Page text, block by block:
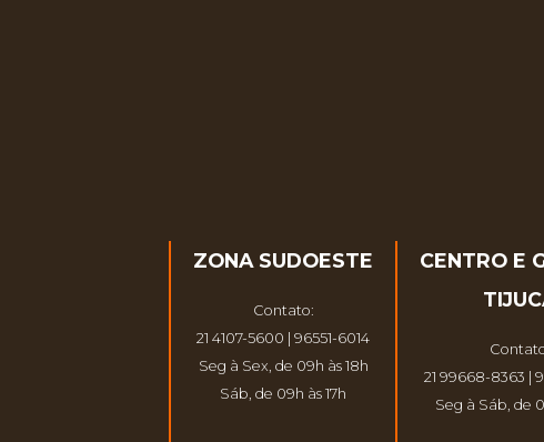
ZONA SUDOESTE
Contato:
21 4107-5600 | 96551-6014
Seg à Sex, de 09h às 18h
Sáb, de 09h às 17h
CENTRO E
21 99668-8363 |
Seg à Sáb, de